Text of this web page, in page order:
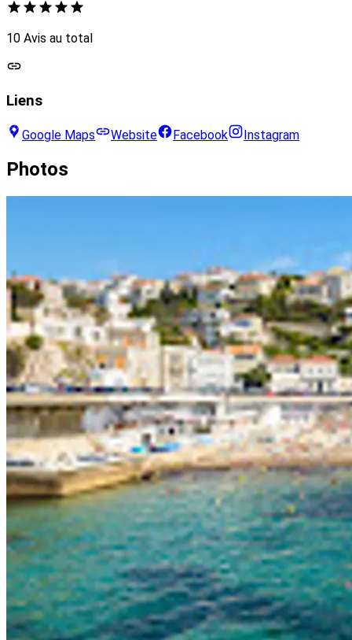
10 Avis au total
Liens
Google Maps Website Facebook Instagram
Photos